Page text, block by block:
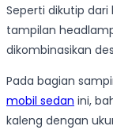
Seperti dikutip
tampilan
dikombinasikan
Pada bagian
mobil sedan ini,
kaleng dengan